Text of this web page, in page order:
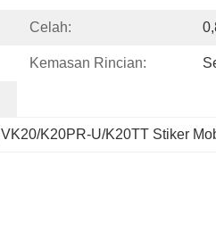
Celah:
Kemasan Rincian:
VK20/K20PR-U/K20TT Stiker